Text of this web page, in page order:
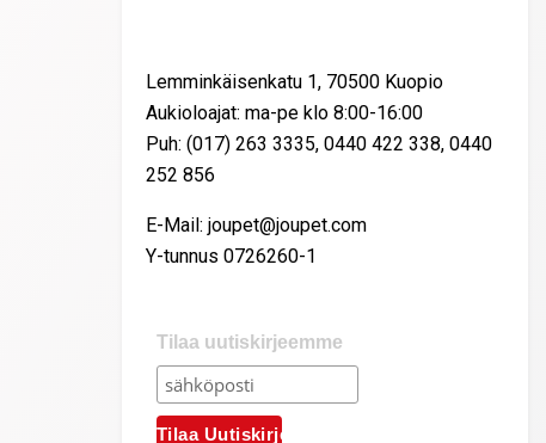
Lemminkäisenkatu 1, 70500 Kuopio
Aukioloajat: ma-pe klo 8:00-16:00
Puh: (017) 263 3335, 0440 422 338, 0440
252 856
E-Mail: joupet@joupet.com
Y-tunnus 0726260-1
Tilaa uutiskirjeemme